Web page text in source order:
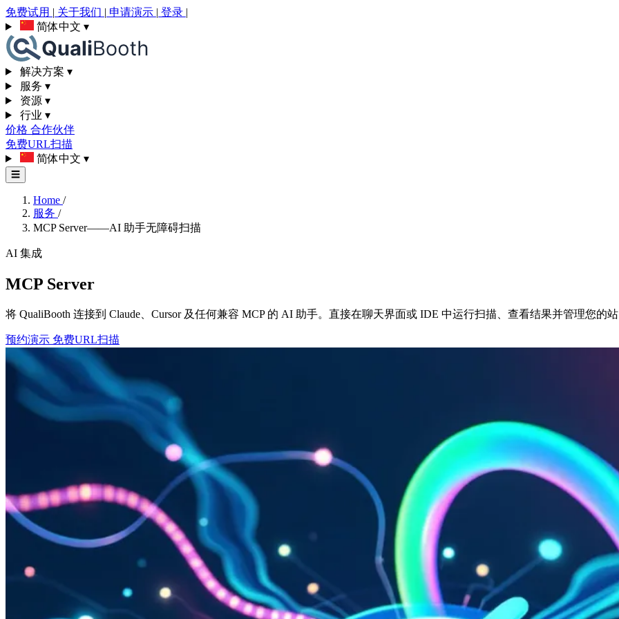
免费试用 | 关于我们 | 申请演示 | 登录 |
简体中文 ▾
解决方案 ▾
服务 ▾
资源 ▾
行业 ▾
价格 合作伙伴
免费URL扫描
简体中文 ▾
☰
Home /
服务 /
MCP Server——AI 助手无障碍扫描
AI 集成
MCP Server
将 QualiBooth 连接到 Claude、Cursor 及任何兼容 MCP 的 AI 助手。直接在聊天界面或 IDE 中运行扫描、查看结果并管理您的
预约演示 免费URL扫描